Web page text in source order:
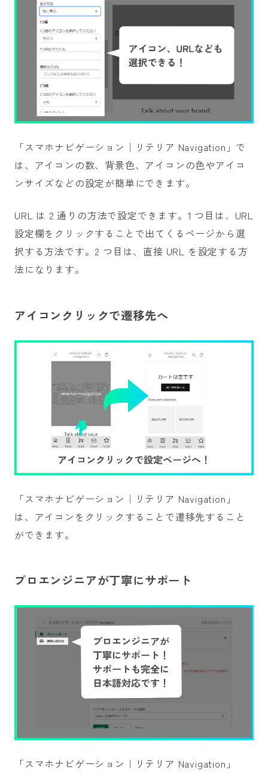
「スマホナビゲーション｜リテリア Navigation」で
は、アイコンの数、背景色、アイコンの色やアイコ
ンサイズなどの設定が簡単にできます。
URL は 2 通りの方法で設定できます。1 つ目は、URL
設定欄をクリックすることで出てくるページから選
択する方法です。2 つ目は、直接 URL を設定する方
法になります。
アイコンクリックで遷移先へ
「スマホナビゲーション｜リテリア Navigation」
は、アイコンをクリックすることで遷移先すること
ができます。
プロエンジニアが丁寧にサポート
「スマホナビゲーション｜リテリア Navigation」